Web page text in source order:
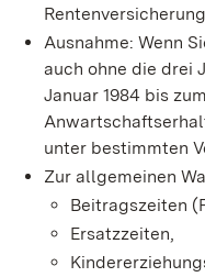
Ausnahme: Wenn
auch ohne die drei
Januar 1984 bis
unter bestimmten
Zur allgemeinen
Beitragszeiten
Ersatzzeiten,